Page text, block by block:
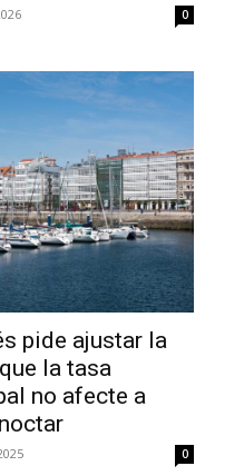
0
pide ajustar la
la tasa
no afecte a
0